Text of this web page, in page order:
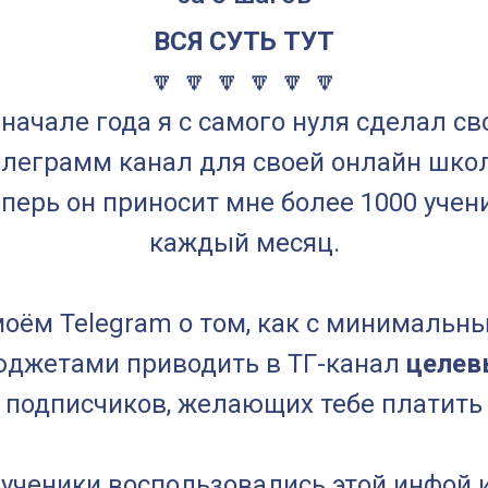
ВСЯ СУТЬ ТУТ
🔽 🔽 🔽 🔽 🔽 🔽
года я с самого нуля сделал
канал для своей онлайн
он приносит мне более 1000
каждый месяц.
Telegram о том, как с
приводить в ТГ-канал
подписчиков, желающих тебе платить